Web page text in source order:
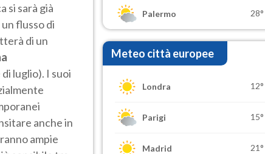
si sarà già
flusso di
di un
luglio). I suoi
anche in
ampie
Palermo 28°
Meteo città europee
Londra 12°
Parigi 15°
Madrid 21°